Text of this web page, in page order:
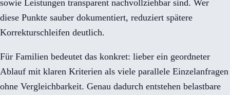
sowie Leistungen transparent nachvollziehbar sind. Wer
diese Punkte sauber dokumentiert, reduziert spätere
Korrekturschleifen deutlich.
Für Familien bedeutet das konkret: lieber ein geordneter
Ablauf mit klaren Kriterien als viele parallele Einzelanfragen
ohne Vergleichbarkeit. Genau dadurch entstehen belastbare